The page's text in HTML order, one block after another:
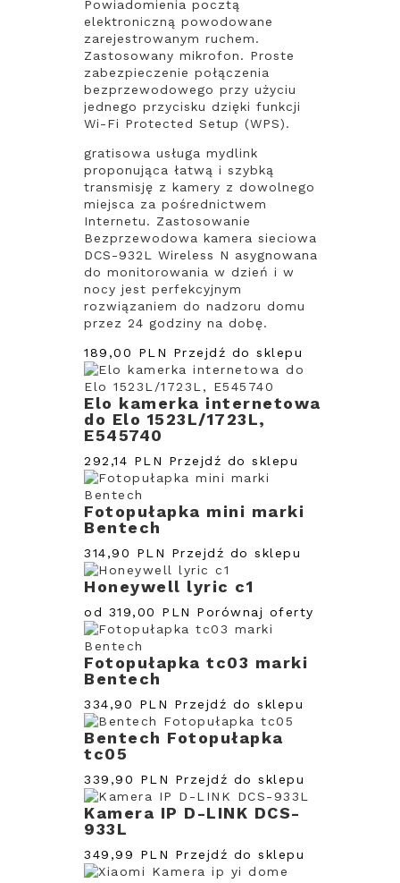
Powiadomienia pocztą
elektroniczną powodowane
zarejestrowanym ruchem.
Zastosowany mikrofon. Proste
zabezpieczenie połączenia
bezprzewodowego przy użyciu
jednego przycisku dzięki funkcji
Wi-Fi Protected Setup (WPS).
gratisowa usługa mydlink
proponująca łatwą i szybką
transmisję z kamery z dowolnego
miejsca za pośrednictwem
Internetu. Zastosowanie
Bezprzewodowa kamera sieciowa
DCS-932L Wireless N asygnowana
do monitorowania w dzień i w
nocy jest perfekcyjnym
rozwiązaniem do nadzoru domu
przez 24 godziny na dobę.
189,00 PLN Przejdź do sklepu
Elo kamerka internetowa
do Elo 1523L/1723L,
E545740
292,14 PLN Przejdź do sklepu
Fotopułapka mini marki
Bentech
314,90 PLN Przejdź do sklepu
Honeywell lyric c1
od 319,00 PLN Porównaj oferty
Fotopułapka tc03 marki
Bentech
334,90 PLN Przejdź do sklepu
Bentech Fotopułapka
tc05
339,90 PLN Przejdź do sklepu
Kamera IP D-LINK DCS-
933L
349,99 PLN Przejdź do sklepu